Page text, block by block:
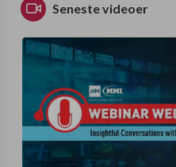
Seneste videoer